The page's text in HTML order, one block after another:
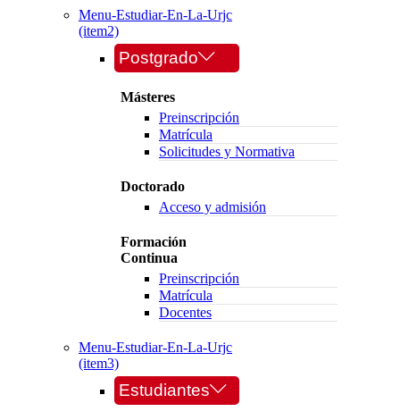
Menu-Estudiar-En-La-Urjc
(item2)
Postgrado
Másteres
Preinscripción
Matrícula
Solicitudes y Normativa
Doctorado
Acceso y admisión
Formación
Continua
Preinscripción
Matrícula
Docentes
Menu-Estudiar-En-La-Urjc
(item3)
Estudiantes